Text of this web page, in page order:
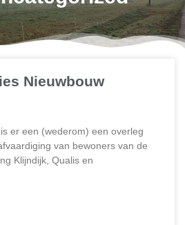
Nieuwbouw
er een (wederom) een overleg
van bewoners van de
Klijndijk, Qualis en